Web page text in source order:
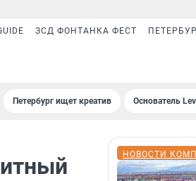
ЗСД ФОНТАНКА ФЕСТ
Петербург ищет креатив Основатель
НОВОСТИ